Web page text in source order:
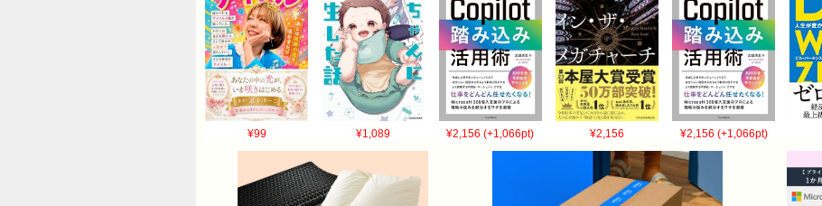
¥99 ¥1,089 ¥2,156 (+1,066pt) ¥2,156 ¥2,156 (+1,066pt)